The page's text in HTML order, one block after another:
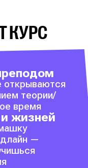
КУРС
открываются
теории/
время
жизней
—